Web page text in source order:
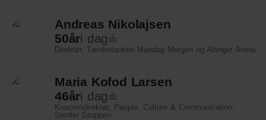
Embedsværk
Erhverv
Etik og Tro
Andreas Nikolajsen
50åri dag
Direktør, Tænketanken Mandag Morgen og Altinget Arena
Maria Kofod Larsen
46åri dag
Koncerndirektør, People, Culture & Communication,
Semler Gruppen